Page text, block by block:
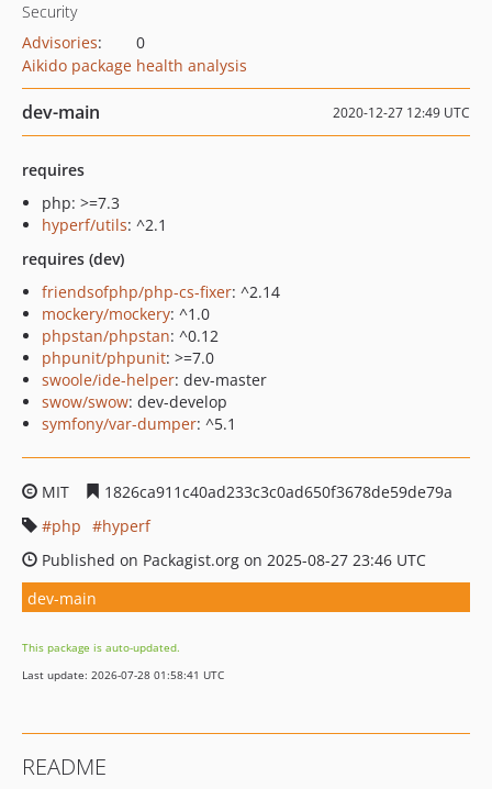
Security
Advisories:
0
Aikido package health analysis
dev-main 2020-12-27 12:49 UTC
requires
php: >=7.3
hyperf/utils: ^2.1
requires (dev)
friendsofphp/php-cs-fixer: ^2.14
mockery/mockery: ^1.0
phpstan/phpstan: ^0.12
phpunit/phpunit: >=7.0
swoole/ide-helper: dev-master
swow/swow: dev-develop
symfony/var-dumper: ^5.1
MIT
1826ca911c40ad233c3c0ad650f3678de59de79a
php
hyperf
Published on Packagist.org on 2025-08-27 23:46 UTC
dev-main
This package is auto-updated.
Last update: 2026-07-28 01:58:41 UTC
README